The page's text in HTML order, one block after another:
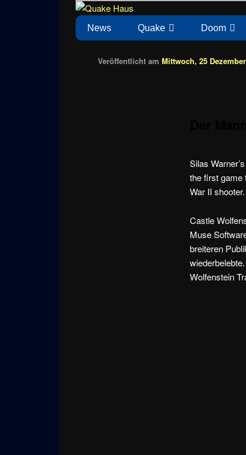
Quake Haus
News zu Quake, Doom, FPS, Arcade
Hauptmenü
News Quake Doom
Veröffentlicht amMittwoch, 25
Silas
the first game
War II
Castle
Muse
breiteren
Wolfenstein